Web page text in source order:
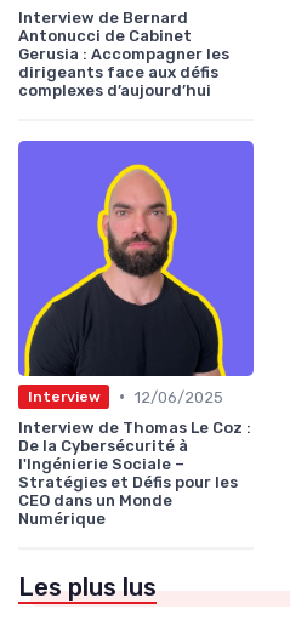
Interview de Bernard
Antonucci de Cabinet
Gerusia : Accompagner les
dirigeants face aux défis
complexes d’aujourd’hui
Interview • 12/06/2025
Interview de Thomas Le Coz :
De la Cybersécurité à
l'Ingénierie Sociale –
Stratégies et Défis pour les
CEO dans un Monde
Numérique
Les plus lus